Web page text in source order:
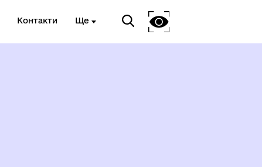
Контакти Ще